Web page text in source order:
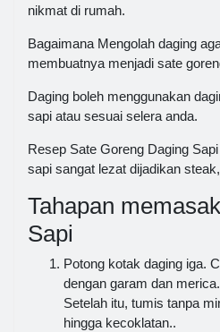
nikmat di rumah.
Bagaimana Mengolah daging
membuatnya menjadi sate
Daging boleh menggunakan
sapi atau sesuai selera anda.
Resep Sate Goreng Daging
sapi sangat lezat dijadikan
Tahapan
Sapi
Potong kotak daging iga.
dengan garam dan
Setelah itu, tumis tanpa
hingga kecoklatan..